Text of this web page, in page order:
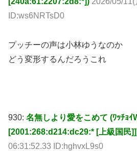
ID:ws6NRTsD0
プッチーの声は小林ゆうなのか
どう変形するんだろうこれ
930: 名無しより愛をこめて (ﾜｯﾁｮｲ
[2001:268:d214:dc29:* [上級国民
06:31:52.33 ID:hghvxL9s0